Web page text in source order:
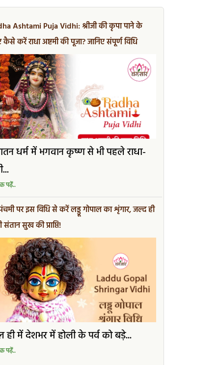
Ashtami Puja Vidhi: श्रीजी की कृपा पाने के
करें राधा अष्टमी की पूजा? जानिए संपूर्ण विधि
धर्म में भगवान कृष्ण से भी पहले राधा-
पढ़ें..
पर इस विधि से करें लड्डू गोपाल का शृंगार, जल्द ही
संतान सुख की प्राप्ति!
ही में देशभर में होली के पर्व को बड़े...
पढ़ें..